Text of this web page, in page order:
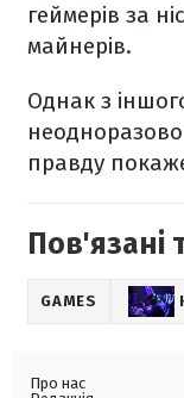
геймерів за
майнерів.
Однак з
правду
Пов'язані
GAMES
Про нас